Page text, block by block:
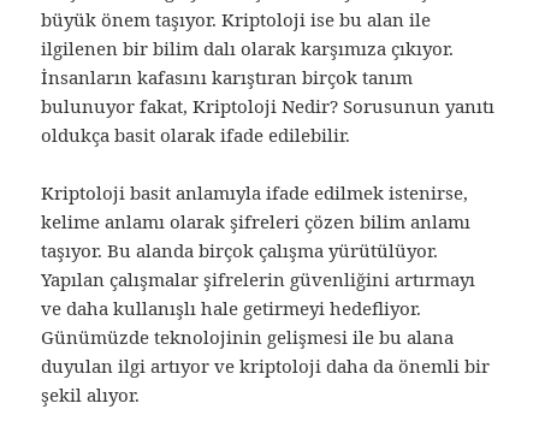
büyük önem taşıyor. Kriptoloji ise bu alan ile
ilgilenen bir bilim dalı olarak karşımıza çıkıyor.
İnsanların kafasını karıştıran birçok tanım
bulunuyor fakat, Kriptoloji Nedir? Sorusunun yanıtı
oldukça basit olarak ifade edilebilir.
Kriptoloji basit anlamıyla ifade edilmek istenirse,
kelime anlamı olarak şifreleri çözen bilim anlamı
taşıyor. Bu alanda birçok çalışma yürütülüyor.
Yapılan çalışmalar şifrelerin güvenliğini artırmayı
ve daha kullanışlı hale getirmeyi hedefliyor.
Günümüzde teknolojinin gelişmesi ile bu alana
duyulan ilgi artıyor ve kriptoloji daha da önemli bir
şekil alıyor.